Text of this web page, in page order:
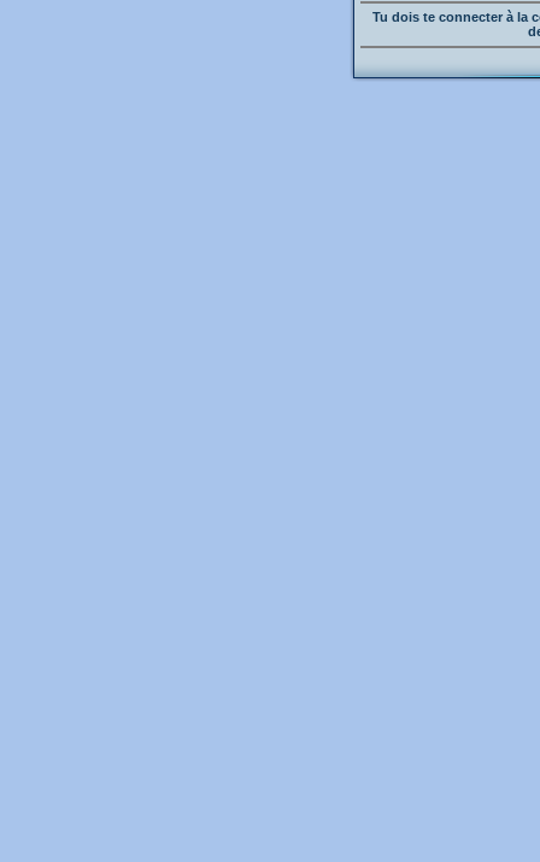
Tu dois te connecter à la